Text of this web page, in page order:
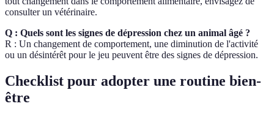
consulter un vétérinaire.
Q : Quels sont les signes de dépression chez un animal âgé ?
R : Un changement de comportement, une diminution de l'activité
ou un désintérêt pour le jeu peuvent être des signes de dépression.
Checklist pour adopter une routine bien-
être